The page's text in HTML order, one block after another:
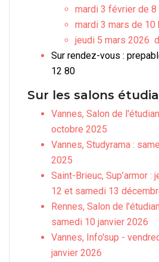
mardi 3 février de 8
mardi 3 mars de 10
jeudi 5 mars 2026
Sur rendez-vous :
12 80
Sur les salons
Vannes, Salon de
octobre 2025
Vannes, Studyrama :
2025
Saint-Brieuc, Sup’armor :
12 et samedi 13
Rennes, Salon de
samedi 10 janvier 2026
Vannes, Info'sup -
janvier 2026